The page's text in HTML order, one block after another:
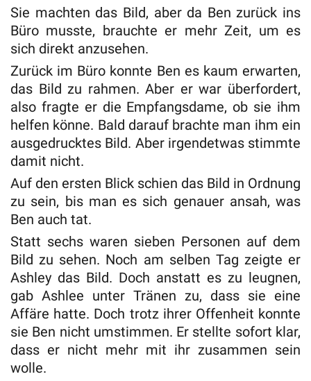
Sie machten das Bild, aber da Ben zurück ins
Büro musste, brauchte er mehr Zeit, um es
sich direkt anzusehen.
Zurück im Büro konnte Ben es kaum erwarten,
das Bild zu rahmen. Aber er war überfordert,
also fragte er die Empfangsdame, ob sie ihm
helfen könne. Bald darauf brachte man ihm ein
ausgedrucktes Bild. Aber irgendetwas stimmte
damit nicht.
Auf den ersten Blick schien das Bild in Ordnung
zu sein, bis man es sich genauer ansah, was
Ben auch tat.
Statt sechs waren sieben Personen auf dem
Bild zu sehen. Noch am selben Tag zeigte er
Ashley das Bild. Doch anstatt es zu leugnen,
gab Ashlee unter Tränen zu, dass sie eine
Affäre hatte. Doch trotz ihrer Offenheit konnte
sie Ben nicht umstimmen. Er stellte sofort klar,
dass er nicht mehr mit ihr zusammen sein
wolle.